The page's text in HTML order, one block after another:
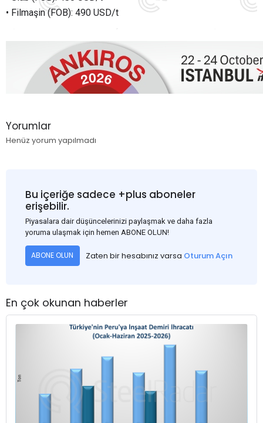
• Filmaşin (FOB): 490 USD/t
Yorumlar
Henüz yorum yapılmadı
Bu içeriğe sadece +plus aboneler
erişebilir.
Piyasalara dair düşüncelerinizi paylaşmak ve daha fazla
yoruma ulaşmak için hemen ABONE OLUN!
ABONE OLUN Zaten bir hesabınız varsa Oturum Açın
En çok okunan haberler